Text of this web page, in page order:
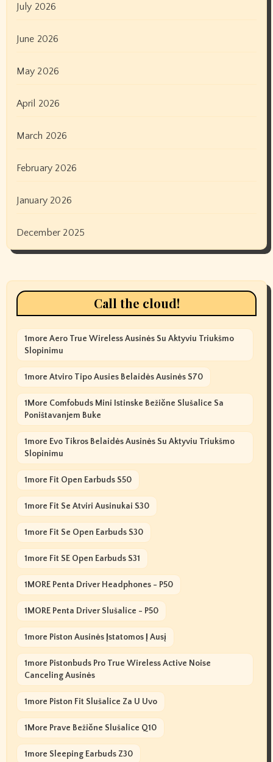
July 2026
June 2026
May 2026
April 2026
March 2026
February 2026
January 2026
December 2025
Call the cloud!
1more Aero True Wireless Ausinės Su Aktyviu Triukšmo
Slopinimu
1more Atviro Tipo Ausies Belaidės Ausinės S70
1More Comfobuds Mini Istinske Bežične Slušalice Sa
Poništavanjem Buke
1more Evo Tikros Belaidės Ausinės Su Aktyviu Triukšmo
Slopinimu
1more Fit Open Earbuds S50
1more Fit Se Atviri Ausinukai S30
1more Fit Se Open Earbuds S30
1more Fit SE Open Earbuds S31
1MORE Penta Driver Headphones - P50
1MORE Penta Driver Slušalice - P50
1more Piston Ausinės Įstatomos Į Ausį
1more Pistonbuds Pro True Wireless Active Noise
Canceling Ausinės
1more Piston Fit Slušalice Za U Uvo
1More Prave Bežične Slušalice Q10
1more Sleeping Earbuds Z30